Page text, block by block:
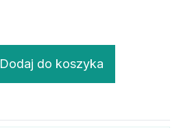
Dodaj do koszyka